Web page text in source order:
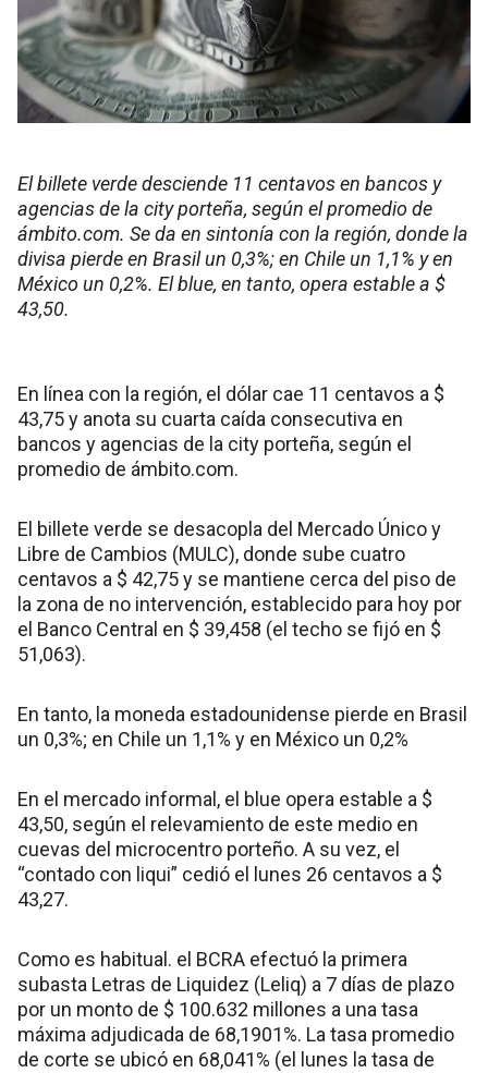
El billete verde desciende 11 centavos en bancos y
agencias de la city porteña, según el promedio de
ámbito.com. Se da en sintonía con la región, donde la
divisa pierde en Brasil un 0,3%; en Chile un 1,1% y en
México un 0,2%. El blue, en tanto, opera estable a $
43,50.
En línea con la región, el dólar cae 11 centavos a $
43,75 y anota su cuarta caída consecutiva en
bancos y agencias de la city porteña, según el
promedio de ámbito.com.
El billete verde se desacopla del Mercado Único y
Libre de Cambios (MULC), donde sube cuatro
centavos a $ 42,75 y se mantiene cerca del piso de
la zona de no intervención, establecido para hoy por
el Banco Central en $ 39,458 (el techo se fijó en $
51,063).
En tanto, la moneda estadounidense pierde en Brasil
un 0,3%; en Chile un 1,1% y en México un 0,2%
En el mercado informal, el blue opera estable a $
43,50, según el relevamiento de este medio en
cuevas del microcentro porteño. A su vez, el
“contado con liqui” cedió el lunes 26 centavos a $
43,27.
Como es habitual. el BCRA efectuó la primera
subasta Letras de Liquidez (Leliq) a 7 días de plazo
por un monto de $ 100.632 millones a una tasa
máxima adjudicada de 68,1901%. La tasa promedio
de corte se ubicó en 68,041% (el lunes la tasa de